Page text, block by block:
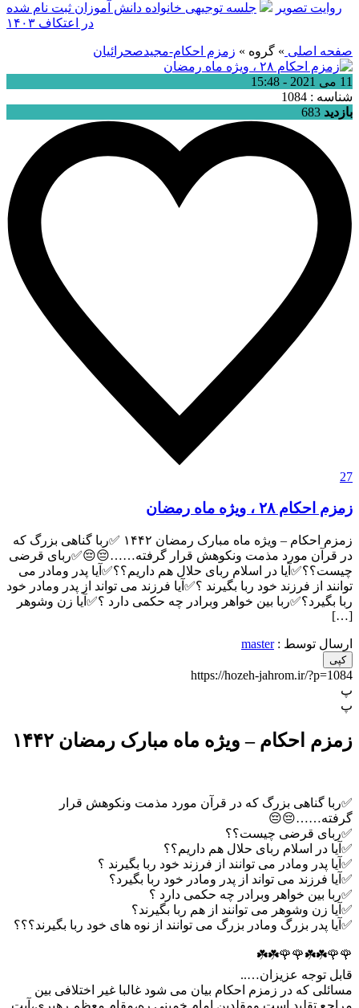
روایت تصویر
جلسه توجیهی خانواده دانش آموزان ثبت نام شده
در اعتکاف ۱۴۰۳
صفحه اصلی » گروه » زمزم احکام-مجیدصحرائیان
11 می 2021 - 15:48
شناسه : 1084
بازدید 683
27
زمزم احکام ۲۸ ، ویژه ماه رمضان
زمزم احکام – ویژه ماه مبارک رمضان ۱۴۴۲ ✅ربا گناهی بزرگ که
در قرآن مورد مذمت ونکوهش قرار گرفته……😔😔✅ربای قرضی
چیست؟؟✅آیا در اسلام ربای حلال هم داریم؟؟✅آیا پدر ومادر می
توانند از فرزند خود ربا بگیرند ؟✅آیا فرزند می تواند از پدر ومادر خود
ربا بگیرد؟✅ربا بین خواهر وبرادر چه حکمی دارد ؟✅آیا زن وشوهر
[…]
ارسال توسط :master
کپی
https://hozeh-jahrom.ir/?p=1084
پ
پ
زمزم احکام – ویژه ماه مبارک رمضان ۱۴۴۲
✅ربا گناهی بزرگ که در قرآن مورد مذمت ونکوهش قرار
گرفته……😔😔
✅ربای قرضی چیست؟؟
✅آیا در اسلام ربای حلال هم داریم؟؟
✅آیا پدر ومادر می توانند از فرزند خود ربا بگیرند ؟
✅آیا فرزند می تواند از پدر ومادر خود ربا بگیرد؟
✅ربا بین خواهر وبرادر چه حکمی دارد ؟
✅آیا زن وشوهر می توانند از هم ربا بگیرند؟
✅آیا پدر بزرگ ومادر بزرگ می توانند از نوه های خود ربا بگیرند؟؟؟
🌹🌹☘️☘️🌹🌹☘️☘️
قابل توجه عزیزان…..
مسائلی که در زمزم احکام بیان می شود غالبا غیر اختلافی بین
مراجع تقلید است ومقلدین امام خمینی ره،مقام معظم رهبری،آیت